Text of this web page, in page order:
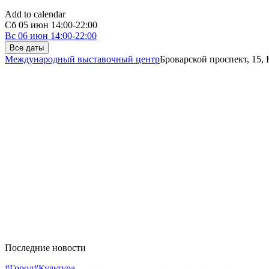
Add to calendar
Сб 05 июн 14:00-22:00
Вс 06 июн 14:00-22:00
Все даты
Международный выставочный центрБроварской проспект, 15,
Последние новости